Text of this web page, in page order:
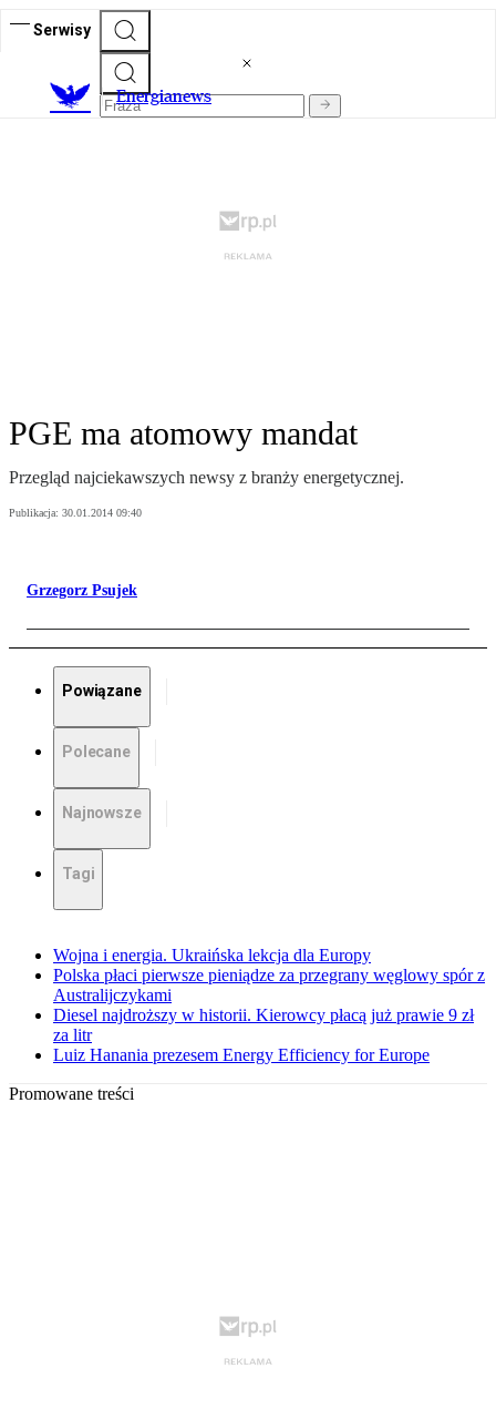
Serwisy
Energianews
PGE ma atomowy mandat
Przegląd najciekawszych newsy z branży energetycznej.
Publikacja: 30.01.2014 09:40
Grzegorz Psujek
Powiązane
Polecane
Najnowsze
Tagi
Wojna i energia. Ukraińska lekcja dla Europy
Polska płaci pierwsze pieniądze za przegrany węglowy spór z
Australijczykami
Diesel najdroższy w historii. Kierowcy płacą już prawie 9 zł
za litr
Luiz Hanania prezesem Energy Efficiency for Europe
Promowane treści